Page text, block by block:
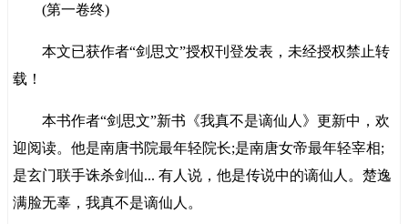
(第一卷终)
本文已获作者“剑思文”授权刊登发表，未经授权禁止转
载！
本书作者“剑思文”新书《我真不是谪仙人》更新中，欢
迎阅读。他是南唐书院最年轻院长;是南唐女帝最年轻宰相;
是玄门联手诛杀剑仙... 有人说，他是传说中的谪仙人。楚逸
满脸无辜，我真不是谪仙人。